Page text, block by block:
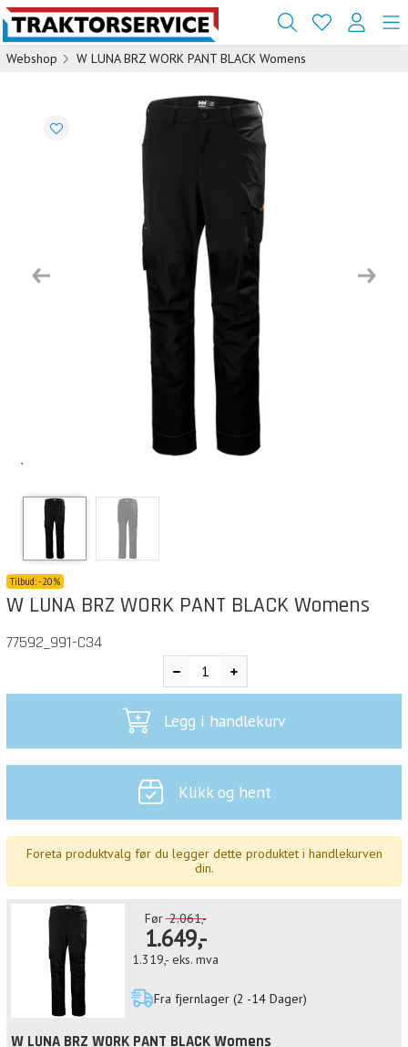
Webshop W LUNA BRZ WORK PANT BLACK Womens
Previous Next
`
Tilbud:-20%
W LUNA BRZ WORK PANT BLACK Womens
77592_991-C34
Legg i handlekurv
Klikk og hent
Foreta produktvalg før du legger dette produktet i handlekurven
din.
Før 2.061,-
1.649,-
1.319,- eks. mva
Fra fjernlager (2 -14 Dager)
W LUNA BRZ WORK PANT BLACK Womens